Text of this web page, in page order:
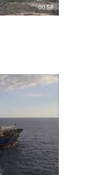
00:58